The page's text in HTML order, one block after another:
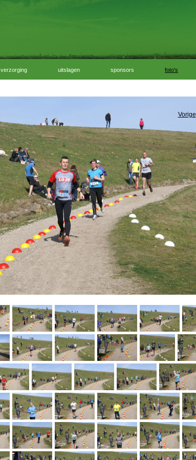
verzorging uitslagen sponsors foto's
Vorige